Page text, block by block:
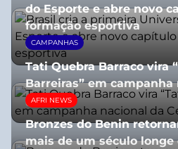
do Esporte e abre novo
formação esportiva
08/07/2026
CAMPANHAS
Tati Quebra Barraco vira
Barreiras” em campanha
08/07/2026
AFRI NEWS
Bronzes do Benin
mais de um século longe